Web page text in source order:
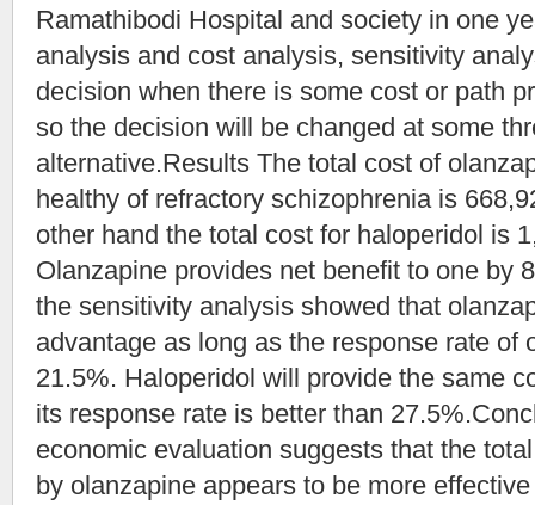
Ramathibodi Hospital and society in one
analysis and cost analysis, sensitivity
decision when there is some cost or path
so the decision will be changed at some
alternative.Results The total cost of
healthy of refractory schizophrenia is
other hand the total cost for haloperidol is
Olanzapine provides net benefit to one by
the sensitivity analysis showed that
advantage as long as the response rate of
21.5%. Haloperidol will provide the same
its response rate is better than
economic evaluation suggests that the
by olanzapine appears to be more